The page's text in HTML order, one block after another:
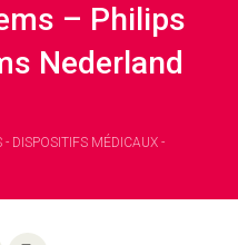
– Philips
Nederland
DISPOSITIFS MÉDICAUX -